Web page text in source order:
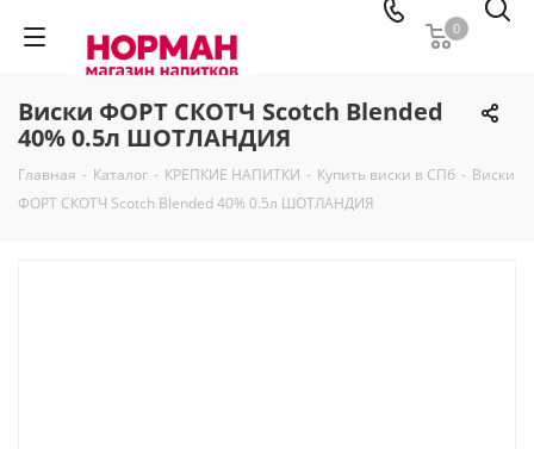
0
Виски ФОРТ СКОТЧ Scotch Blended
40% 0.5л ШОТЛАНДИЯ
Главная - Каталог - КРЕПКИЕ НАПИТКИ - Купить виски в СПб - Виски
ФОРТ СКОТЧ Scotch Blended 40% 0.5л ШОТЛАНДИЯ